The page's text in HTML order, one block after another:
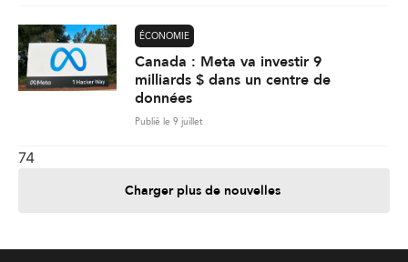
ÉCONOMIE
Canada : Meta va investir 9
milliards $ dans un centre de
données
Publié le 9 juillet
74
Charger plus de nouvelles